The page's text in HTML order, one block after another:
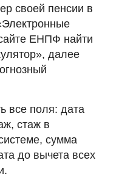
своей пенсии в
ЕНПФ найти
далее
все поля: дата
стаж в
сумма
до вычета всех